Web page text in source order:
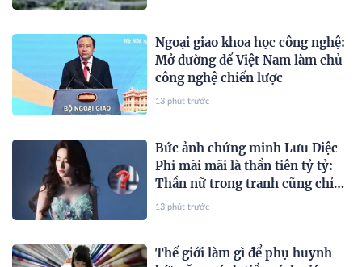
Ngoại giao khoa học công nghệ:
Mở đường để Việt Nam làm chủ
công nghệ chiến lược
13 phút trước
Bức ảnh chứng minh Lưu Diệc
Phi mãi mãi là thần tiên tỷ tỷ:
Thần nữ trong tranh cũng chỉ
đến vậy
13 phút trước
Thế giới làm gì để phụ huynh